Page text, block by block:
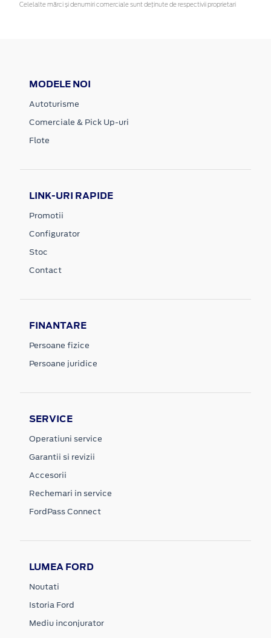
Celelalte mărci și denumiri comerciale sunt deținute de respectivii proprietari
MODELE NOI
Autoturisme
Comerciale & Pick Up-uri
Flote
LINK-URI RAPIDE
Promotii
Configurator
Stoc
Contact
FINANTARE
Persoane fizice
Persoane juridice
SERVICE
Operatiuni service
Garantii si revizii
Accesorii
Rechemari in service
FordPass Connect
LUMEA FORD
Noutati
Istoria Ford
Mediu inconjurator